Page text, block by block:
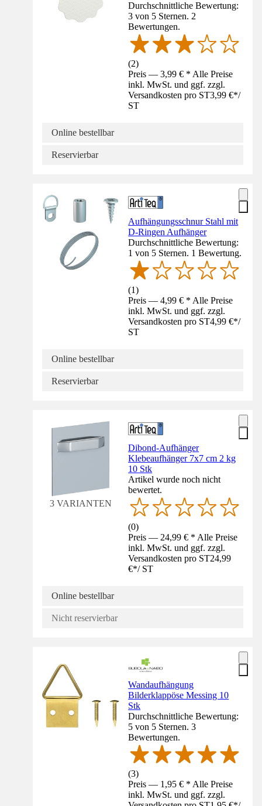
Durchschnittliche Bewertung:
3 von 5 Sternen. 2
Bewertungen.
(2)
Preis — 3,99 € * Alle Preise
inkl. MwSt. und ggf. zzgl.
Versandkosten pro ST3,99 €*/
ST
Online bestellbar
Reservierbar
Aufhängungsschnur Stahl mit
D-Ringen Aufhänger
Durchschnittliche Bewertung:
1 von 5 Sternen. 1 Bewertung.
(1)
Preis — 4,99 € * Alle Preise
inkl. MwSt. und ggf. zzgl.
Versandkosten pro ST4,99 €*/
ST
Online bestellbar
Reservierbar
3 VARIANTEN
Dibond-Aufhänger
Klebeaufhänger 7x7 cm 2 kg
10 Stk
Artikel wurde noch nicht
bewertet.
(0)
Preis — 24,99 € * Alle Preise
inkl. MwSt. und ggf. zzgl.
Versandkosten pro ST24,99
€*/ ST
Online bestellbar
Nicht reservierbar
Wandaufhängung
Bilderklappöse Messing 10
Stk
Durchschnittliche Bewertung:
5 von 5 Sternen. 3
Bewertungen.
(3)
Preis — 1,95 € * Alle Preise
inkl. MwSt. und ggf. zzgl.